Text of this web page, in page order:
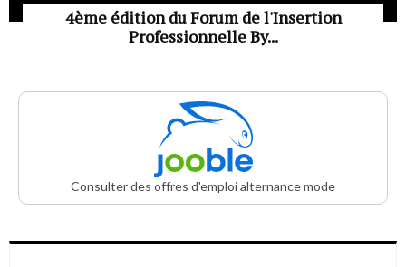
4ème édition du Forum de l'Insertion
Professionnelle By...
Consulter des offres d'emploi alternance mode